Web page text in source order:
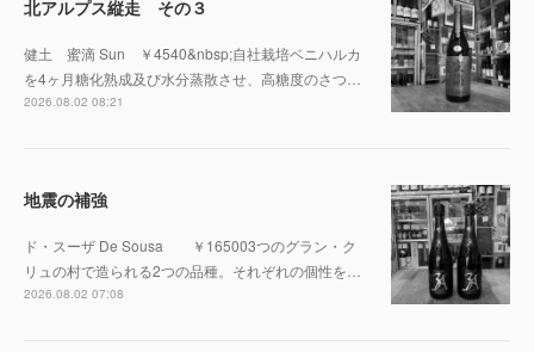
北アルプス縦走 その３
健土 蜜滴 Sun ￥4540&nbsp;自社栽培ベニハルカ
を4ヶ月糖化熟成及び水分蒸散させ、高糖度のさつ…
2026.08.02 08:21
地震の補強
ド・スーザ De Sousa ￥165003つのグラン・ク
リュの村で造られる2つの品種。それぞれの個性を…
2026.08.02 07:08